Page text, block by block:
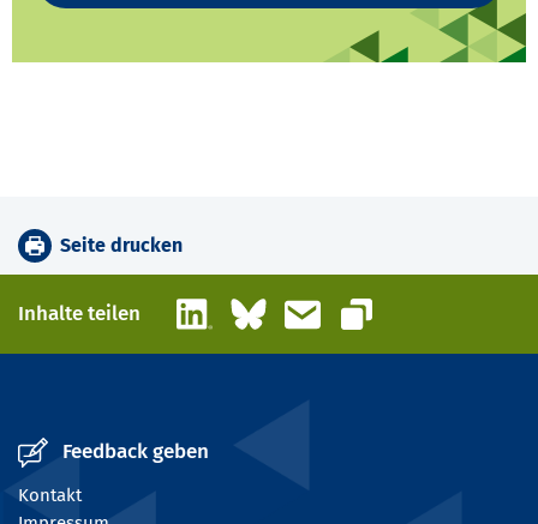
Seite drucken
Inhalte teilen LinkedInBlueskyE-Mail
Link kopieren
Feedback geben
Kontakt